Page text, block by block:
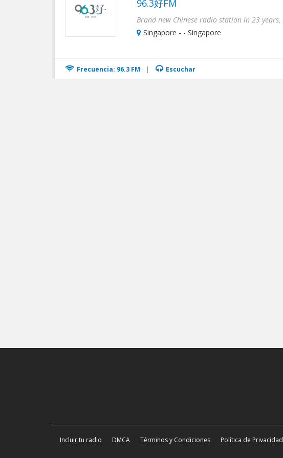
96.3好FM
Singapore - - Singapore
Frecuencia: 96.3 FM | Escuchar
Incluir tu radio DMCA Términos y Condiciones Política de Privacidad